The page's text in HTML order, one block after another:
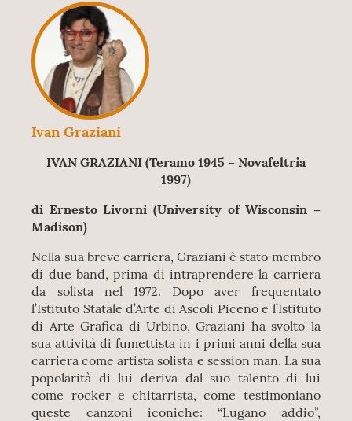
Ivan Graziani
IVAN GRAZIANI (Teramo 1945 – Novafeltria
1997)
di Ernesto Livorni (University of Wisconsin –
Madison)
Nella sua breve carriera, Graziani è stato membro
di due band, prima di intraprendere la carriera
da solista nel 1972. Dopo aver frequentato
l’Istituto Statale d’Arte di Ascoli Piceno e l’Istituto
di Arte Grafica di Urbino, Graziani ha svolto la
sua attività di fumettista in i primi anni della sua
carriera come artista solista e session man. La sua
popolarità di lui deriva dal suo talento di lui
come rocker e chitarrista, come testimoniano
queste canzoni iconiche: “Lugano addio”,